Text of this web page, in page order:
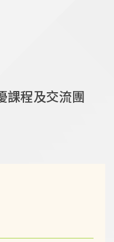
課程及交流團